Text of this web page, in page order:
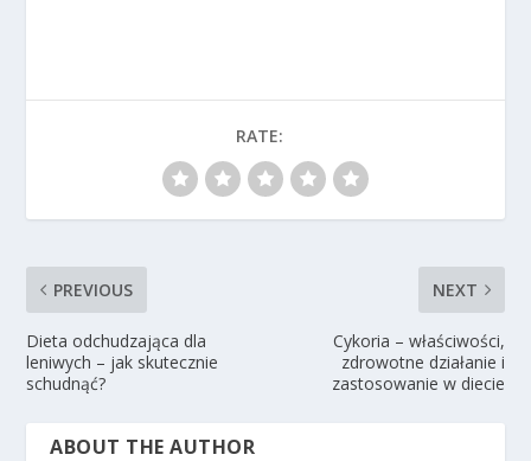
RATE:
PREVIOUS
Dieta odchudzająca dla
leniwych – jak skutecznie
schudnąć?
NEXT
Cykoria – właściwości,
zdrowotne działanie i
zastosowanie w diecie
ABOUT THE AUTHOR